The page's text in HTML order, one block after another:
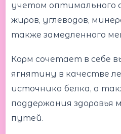
учетом оптимального
жиров, углеводов,
также замедленного
Корм сочетает в себе
ягнятину в качестве
источника белка, а
поддержания здоровья
путей.